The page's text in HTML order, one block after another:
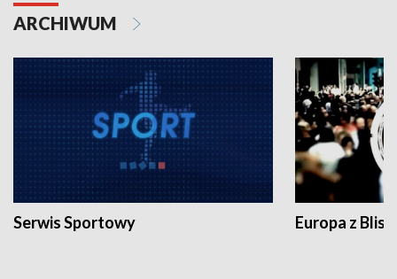
ARCHIWUM
Serwis Sportowy Europa z